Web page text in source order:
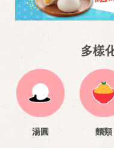
多樣
湯圓 麵類